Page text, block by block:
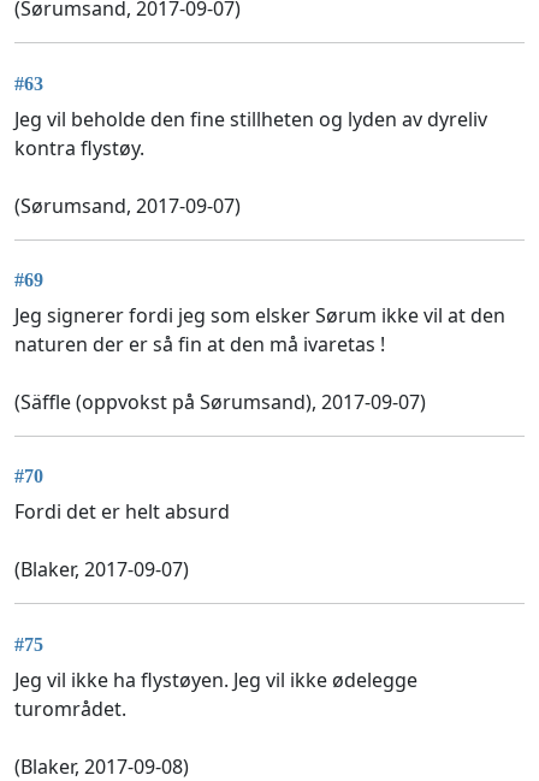
(Sørumsand, 2017-09-07)
#63
Jeg vil beholde den fine stillheten og lyden av dyreliv
kontra flystøy.
(Sørumsand, 2017-09-07)
#69
Jeg signerer fordi jeg som elsker Sørum ikke vil at den
naturen der er så fin at den må ivaretas !
(Säffle (oppvokst på Sørumsand), 2017-09-07)
#70
Fordi det er helt absurd
(Blaker, 2017-09-07)
#75
Jeg vil ikke ha flystøyen. Jeg vil ikke ødelegge
turområdet.
(Blaker, 2017-09-08)